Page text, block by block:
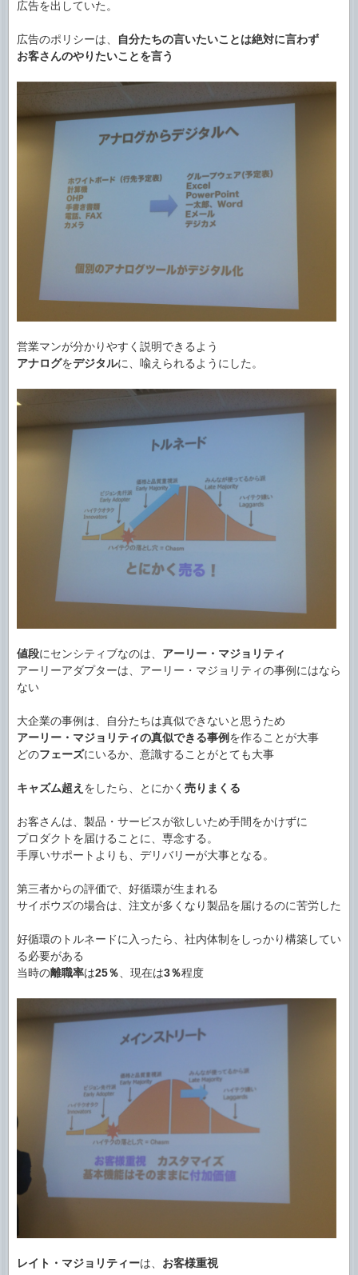
広告を出していた。
広告のポリシーは、
自分たちの言いたいことは絶対に言わず
お客さんのやりたいことを言う
営業マンが分かりやすく説明できるよう
アナログをデジタルに、喩えられるようにした。
値段にセンシティブなのは、 アーリー・マジョリティ
アーリーアダプターは、アーリー・マジョリティの事例にはなら
ない
大企業の事例は、自分たちは真似できないと思うため
アーリー・マジョリティの真似できる事例を作ることが大事
どのフェーズにいるか、意識することがとても大事
キャズム超え をしたら、とにかく 売りまくる
お客さんは、製品・サービスが欲しいため手間をかけずに
プロダクトを届けることに、専念する。
手厚いサポートよりも、デリバリーが大事となる。
第三者からの評価で、好循環が生まれる
サイボウズの場合は、注文が多くなり製品を届けるのに苦労した
好循環のトルネードに入ったら、社内体制をしっかり構築してい
る必要がある
当時の離職率は25％ 、現在は3％程度
レイト・マジョリティーは、 お客様重視